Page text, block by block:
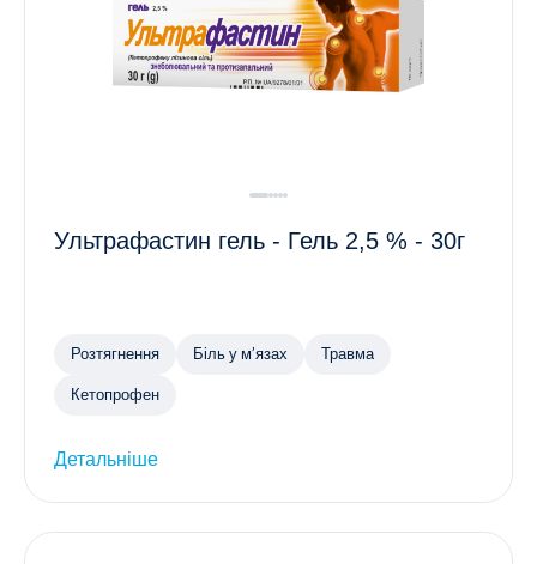
Ультрафастин гель - Гель 2,5 % - 30г
Розтягнення Біль у м’язах Травма
Кетопрофен
Детальніше